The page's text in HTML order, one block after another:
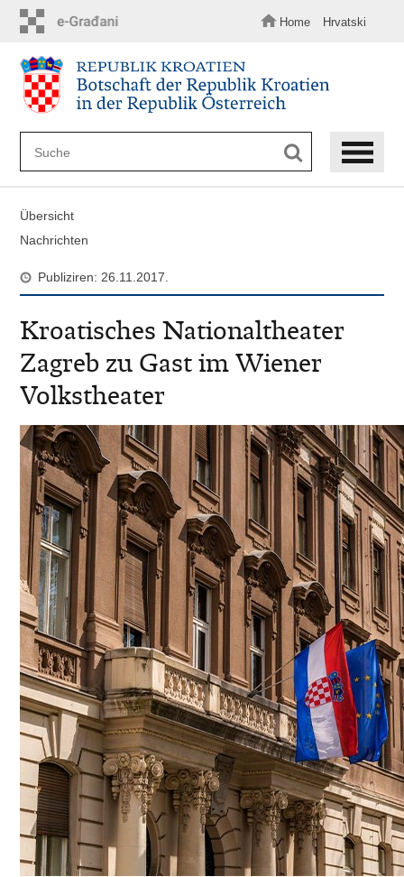
Hauptinhalt
Home Hrvatski
Übersicht
Nachrichten
Publiziren: 26.11.2017.
Kroatisches Nationaltheater
Zagreb zu Gast im Wiener
Volkstheater